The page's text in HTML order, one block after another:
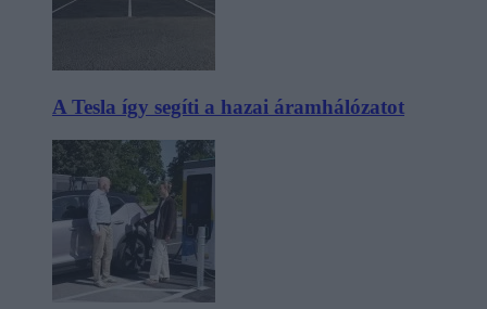
A Tesla így segíti a hazai áramhálózatot